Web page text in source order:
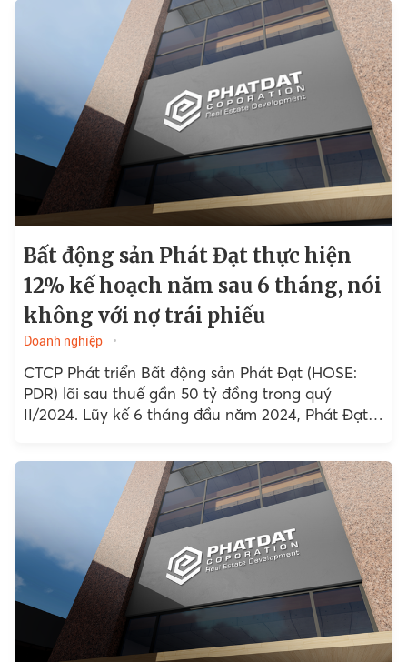
Bất động sản Phát Đạt thực hiện
12% kế hoạch năm sau 6 tháng, nói
không với nợ trái phiếu
Doanh nghiệp
CTCP Phát triển Bất động sản Phát Đạt (HOSE:
PDR) lãi sau thuế gần 50 tỷ đồng trong quý
II/2024. Lũy kế 6 tháng đầu năm 2024, Phát Đạt